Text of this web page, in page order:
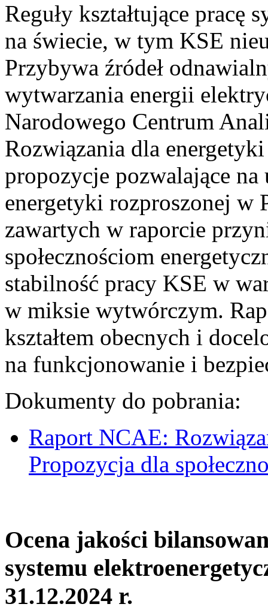
Reguły kształtujące pracę
na świecie, w tym KSE
Przybywa źródeł
wytwarzania energii
Narodowego Centrum
Rozwiązania dla
propozycje pozwalające
energetyki rozproszonej w
zawartych w raporcie
społecznościom
stabilność pracy KSE w
w miksie wytwórczym.
kształtem obecnych i
na funkcjonowanie i
Dokumenty do pobrania:
Raport NCAE:
Propozycja dla
Ocena jakości
systemu
31.12.2024 r.